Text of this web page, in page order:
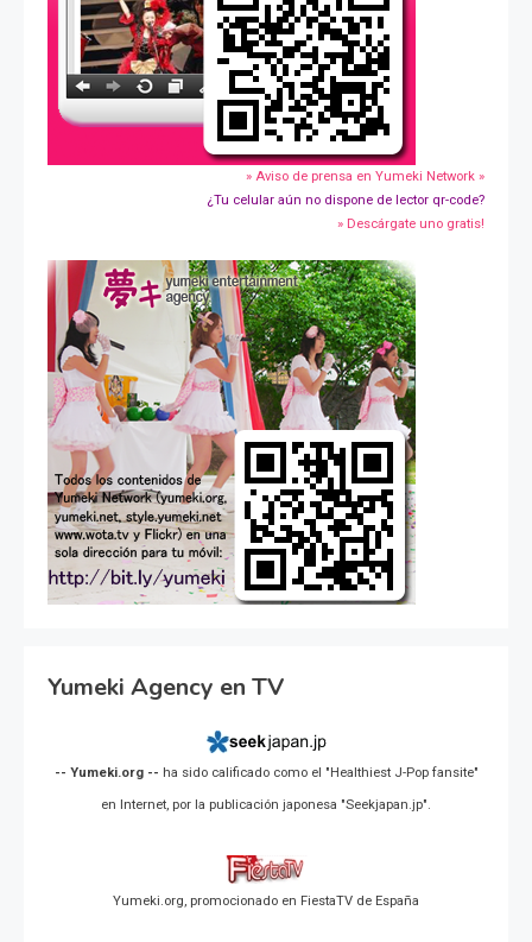
» Aviso de prensa en Yumeki Network »
¿Tu celular aún no dispone de lector qr-code?
» Descárgate uno gratis!
Yumeki Agency en TV
-- Yumeki.org -- ha sido calificado como el "Healthiest J-Pop fansite"
en Internet, por la publicación japonesa "Seekjapan.jp".
Yumeki.org, promocionado en FiestaTV de España